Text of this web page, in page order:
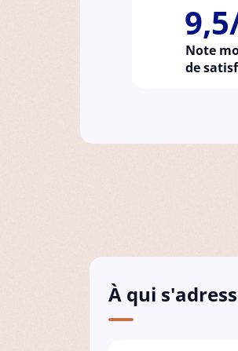
Note
de
À qui